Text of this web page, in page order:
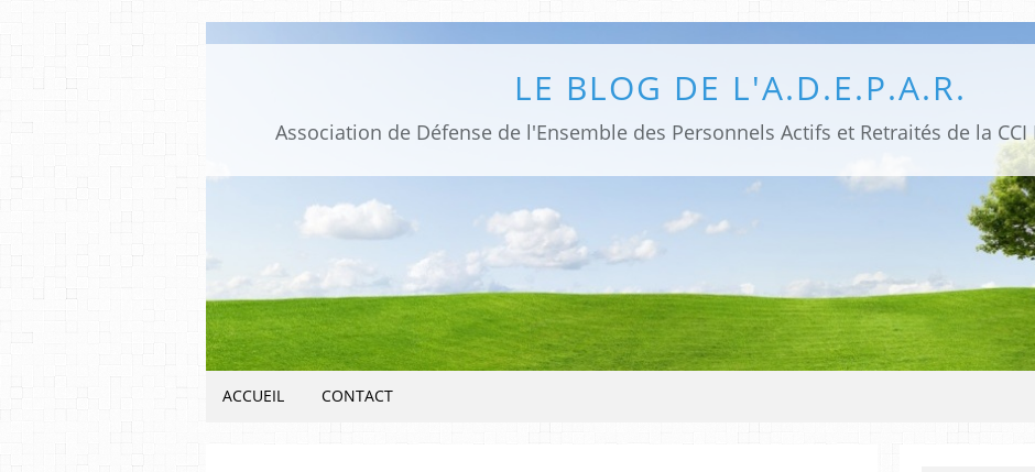
LE BLOG DE L'A.D.E.P.A.R.
Association de Défense de l'Ensemble des Personnels Actifs et Retraités de la CCI
ACCUEIL CONTACT